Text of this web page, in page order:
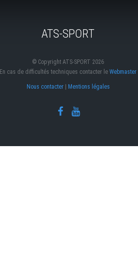
ATS-SPORT
© Copyright ATS-SPORT 2026
En cas de difficultés techniques contacter le Webmaster
Nous contacter| Mentions légales